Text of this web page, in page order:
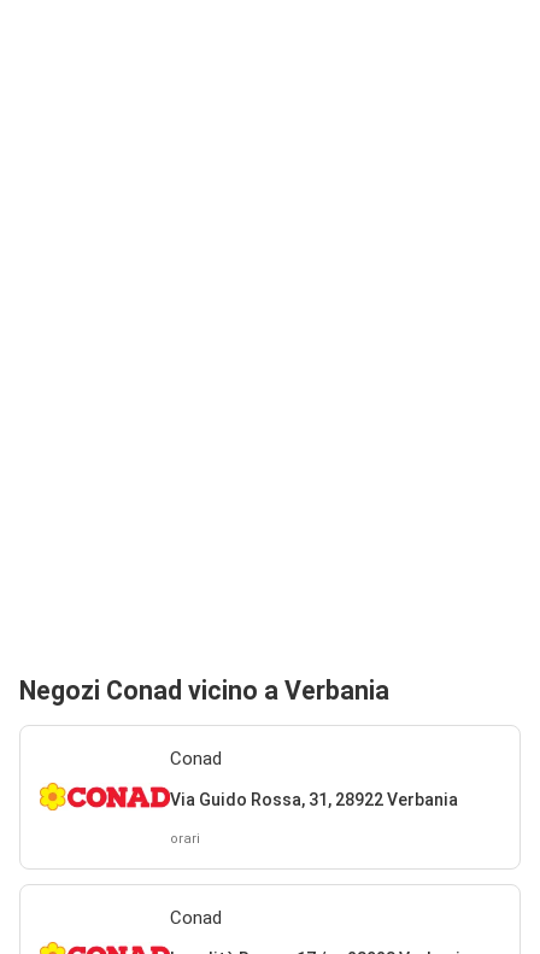
Negozi Conad vicino a Verbania
Conad
Via Guido Rossa, 31, 28922 Verbania
orari
Conad